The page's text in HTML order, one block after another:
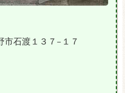
市石渡１３７−１７